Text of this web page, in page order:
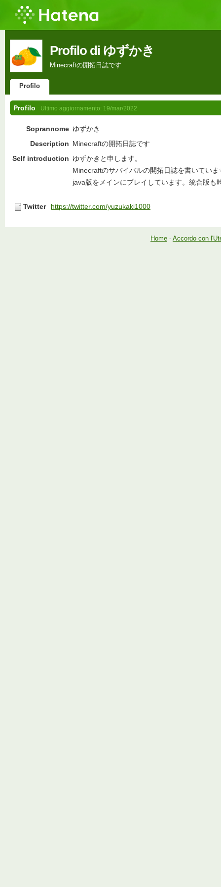
Profilo di ゆずかき
Minecraftの開拓日誌です
Profilo
Profilo Ultimo aggiornamento: 19/mar/2022
Soprannome ゆずかき
Description Minecraftの開拓日誌です
Self introduction ゆずかきと申します。
Minecraftのサバイバルの開拓日誌を書いていま
java版をメインにプレイしています。統合版も
Twitter https://twitter.com/yuzukaki1000
Home - Accordo con